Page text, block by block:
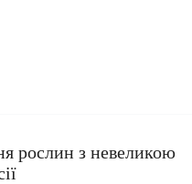
рослин з невеликою